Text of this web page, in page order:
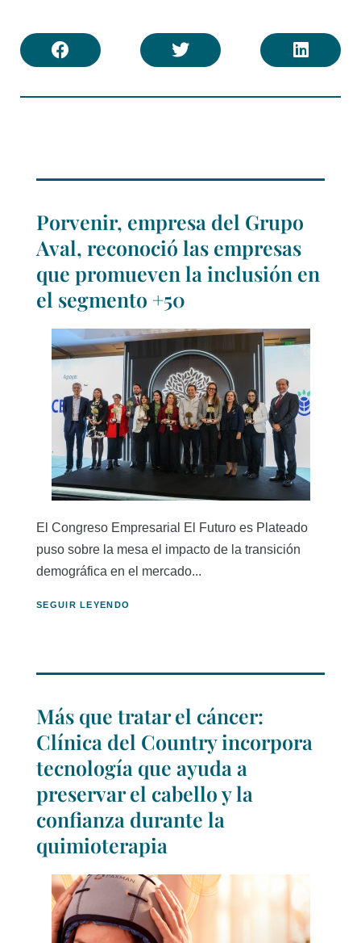
Porvenir, empresa del Grupo
Aval, reconoció las empresas
que promueven la inclusión en
el segmento +50
El Congreso Empresarial El Futuro es Plateado
puso sobre la mesa el impacto de la transición
demográfica en el mercado...
SEGUIR LEYENDO
Más que tratar el cáncer:
Clínica del Country incorpora
tecnología que ayuda a
preservar el cabello y la
confianza durante la
quimioterapia